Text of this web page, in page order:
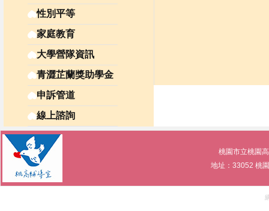
性別平等
家庭教育
大學營隊資訊
青澀芷蘭獎助學金
申訴管道
線上諮詢
桃園市立桃園
地址：33052 桃